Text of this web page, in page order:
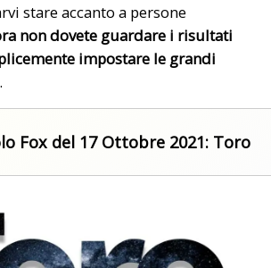
stare accanto a persone
non dovete guardare i risultati
impostare le grandi
.
Fox del 17 Ottobre 2021: Toro